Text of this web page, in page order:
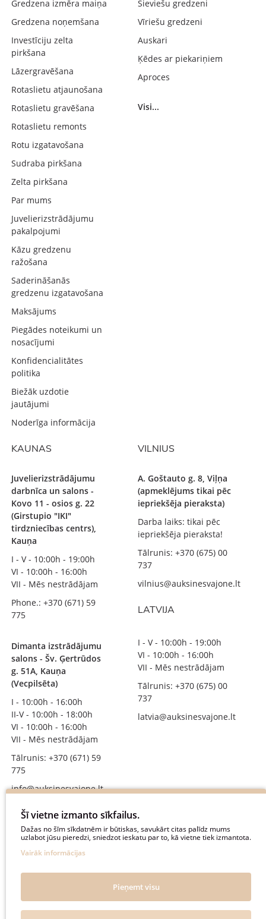
Gredzena izmēra maiņa
Gredzena noņemšana
Investīciju zelta
pirkšana
Lāzergravēšana
Rotaslietu atjaunošana
Rotaslietu gravēšana
Rotaslietu remonts
Rotu izgatavošana
Sudraba pirkšana
Zelta pirkšana
Par mums
Juvelierizstrādājumu
pakalpojumi
Kāzu gredzenu
ražošana
Saderināšanās
gredzenu izgatavošana
Maksājums
Piegādes noteikumi un
nosacījumi
Konfidencialitātes
politika
Biežāk uzdotie
jautājumi
Noderīga informācija
Sieviešu gredzeni
Vīriešu gredzeni
Auskari
Ķēdes ar piekariņiem
Aproces
Visi...
KAUNAS
Juvelierizstrādājumu
darbnīca un salons -
Kovo 11 - osios g. 22
(Girstupio "IKI"
tirdzniecības centrs),
Kauņa
I - V - 10:00h - 19:00h
VI - 10:00h - 16:00h
VII - Mēs nestrādājam
Phone.: +370 (671) 59
775
Dimanta izstrādājumu
salons - Šv. Ģertrūdos
g. 51A, Kauņa
(Vecpilsēta)
I - 10:00h - 16:00h
II-V - 10:00h - 18:00h
VI - 10:00h - 16:00h
VII - Mēs nestrādājam
Tālrunis: +370 (671) 59
775
info@auksinesvajone.lt
SEKOJIET MUMS
auksinesvajone
@auksinesvajone3600
VILNIUS
A. Goštauto g. 8, Viļņa
(apmeklējums tikai pēc
iepriekšēja pieraksta)
Darba laiks: tikai pēc
iepriekšēja pieraksta!
Tālrunis: +370 (675) 00
737
vilnius@auksinesvajone.lt
LATVIJA
I - V - 10:00h - 19:00h
VI - 10:00h - 16:00h
VII - Mēs nestrādājam
Tālrunis: +370 (675) 00
737
latvia@auksinesvajone.lt
Šī vietne izmanto sīkfailus.
Dažas no šīm sīkdatnēm ir būtiskas, savukārt citas palīdz mums
uzlabot jūsu pieredzi, sniedzot ieskatu par to, kā vietne tiek izmantota.
Vairāk informācijas
Pieņemt visu